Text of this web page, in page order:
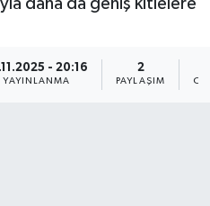
daha da geniş kitlelere
- 20:16
YAYINLANMA
2
PAYLAŞIM